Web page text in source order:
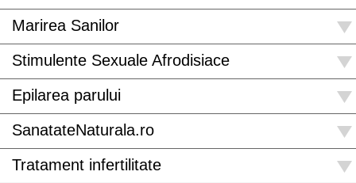
Marirea Sanilor
Stimulente Sexuale Afrodisiace
Epilarea parului
SanatateNaturala.ro
Tratament infertilitate